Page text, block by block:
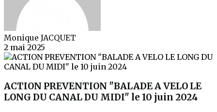
Monique JACQUET
2 mai 2025
ACTION PREVENTION "BALADE A VELO LE
LONG DU CANAL DU MIDI" le 10 juin 2024